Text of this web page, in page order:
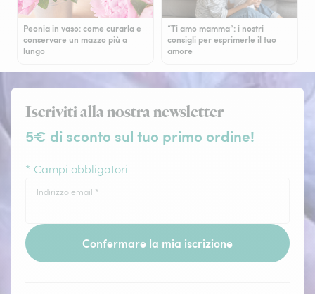
Peonia in vaso: come curarla e
conservare un mazzo più a
lungo
“Ti amo mamma”: i nostri
consigli per esprimerle il tuo
amore
Iscriviti alla nostra newsletter
5€ di sconto sul tuo primo ordine!
* Campi obbligatori
Indirizzo email *
Confermare la mia iscrizione